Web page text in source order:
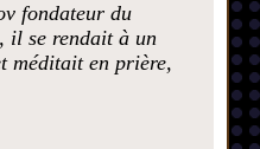
fondateur du
il se rendait à un
méditait en prière,